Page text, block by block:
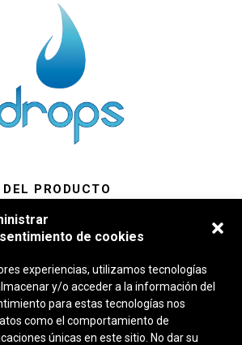
de cookies
experiencias, utilizamos tecnologías
y/o acceder a la información del
para estas tecnologías nos
como el comportamiento de
únicas en este sitio. No dar su
PRODUCTO
de manzana dulce y sabrosas
han sido cuidadosamente diseñadas.
y maximizando sus virtudes
de estos líquidos optimice la
en Pods, dispositivos de potencia